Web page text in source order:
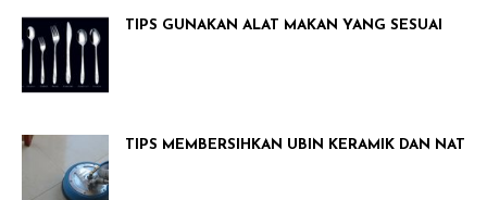
TIPS GUNAKAN ALAT MAKAN YANG SESUAI
TIPS MEMBERSIHKAN UBIN KERAMIK DAN NAT